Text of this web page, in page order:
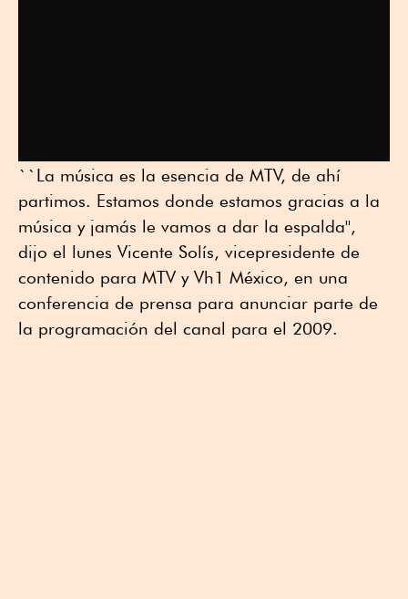
``La música es la esencia de MTV, de ahí
partimos. Estamos donde estamos gracias a la
música y jamás le vamos a dar la espalda'',
dijo el lunes Vicente Solís, vicepresidente de
contenido para MTV y Vh1 México, en una
conferencia de prensa para anunciar parte de
la programación del canal para el 2009.